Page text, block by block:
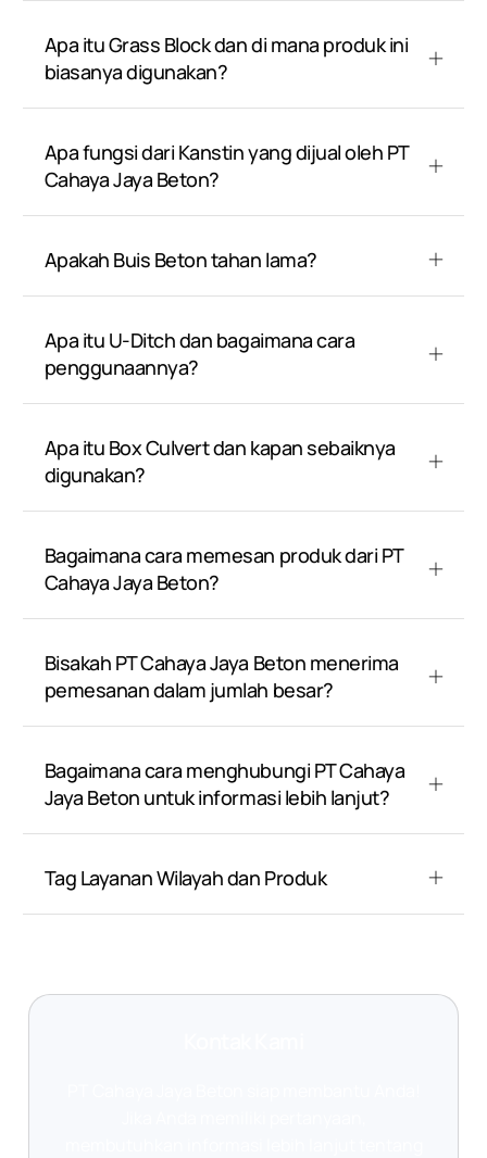
Apa itu Grass Block dan di mana produk ini
biasanya digunakan?
Apa fungsi dari Kanstin yang dijual oleh PT
Cahaya Jaya Beton?
Apakah Buis Beton tahan lama?
Apa itu U-Ditch dan bagaimana cara
penggunaannya?
Apa itu Box Culvert dan kapan sebaiknya
digunakan?
Bagaimana cara memesan produk dari PT
Cahaya Jaya Beton?
Bisakah PT Cahaya Jaya Beton menerima
pemesanan dalam jumlah besar?
Bagaimana cara menghubungi PT Cahaya
Jaya Beton untuk informasi lebih lanjut?
Tag Layanan Wilayah dan Produk